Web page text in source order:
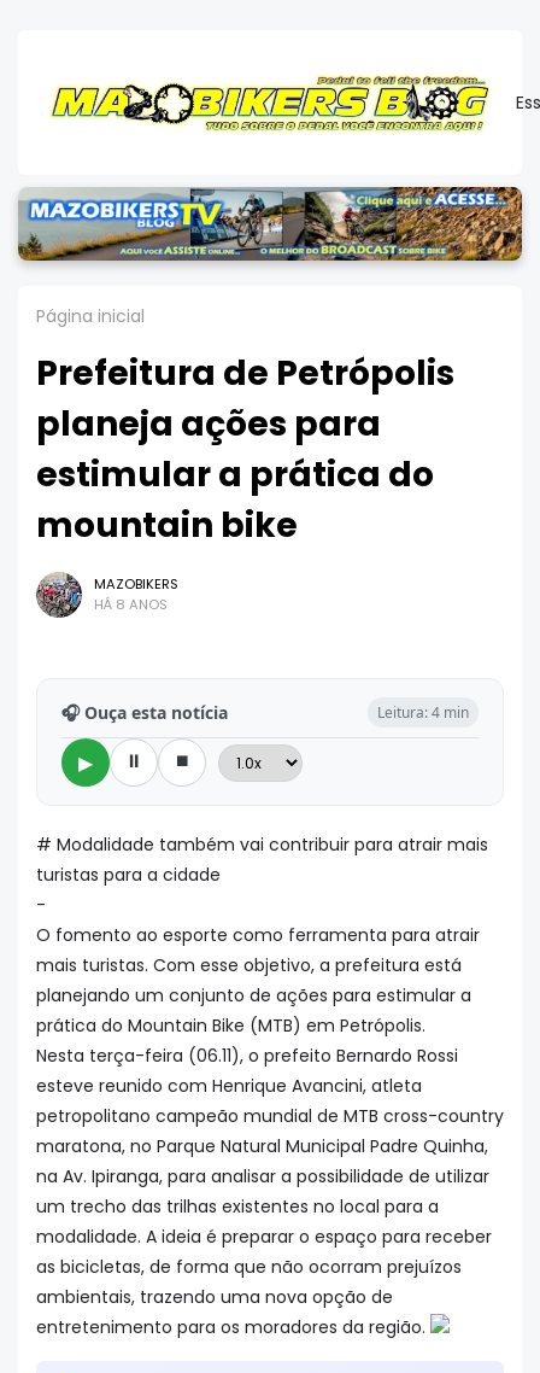
Página inicial
Prefeitura de Petrópolis
planeja ações para
estimular a prática do
mountain bike
MAZOBIKERS
HÁ 8 ANOS
🎧 Ouça esta notícia Leitura: 4 min
▶ ⏸ ⏹
# Modalidade também vai contribuir para atrair mais
turistas para a cidade
-
O fomento ao esporte como ferramenta para atrair
mais turistas. Com esse objetivo, a prefeitura está
planejando um conjunto de ações para estimular a
prática do Mountain Bike (MTB) em Petrópolis.
Nesta terça-feira (06.11), o prefeito Bernardo Rossi
esteve reunido com Henrique Avancini, atleta
petropolitano campeão mundial de MTB cross-country
maratona, no Parque Natural Municipal Padre Quinha,
na Av. Ipiranga, para analisar a possibilidade de utilizar
um trecho das trilhas existentes no local para a
modalidade. A ideia é preparar o espaço para receber
as bicicletas, de forma que não ocorram prejuízos
ambientais, trazendo uma nova opção de
entretenimento para os moradores da região.